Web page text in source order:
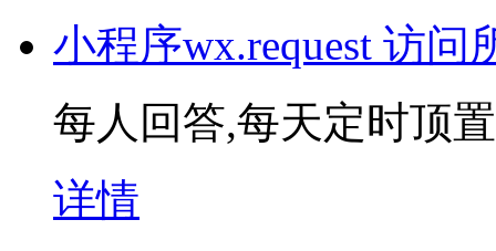
小程序wx.request 访
每人回答,每天定时顶
详情